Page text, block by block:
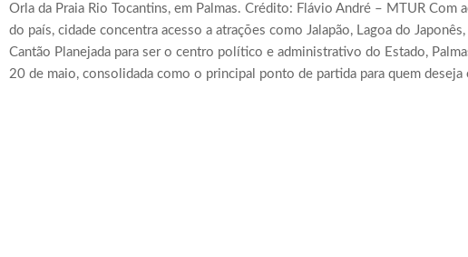
Orla da Praia Rio Tocantins, em Palmas. Crédito: Flávio André – MTUR
do país, cidade concentra acesso a atrações como Jalapão, Lagoa do
Cantão Planejada para ser o centro político e administrativo do Estado,
20 de maio, consolidada como o principal ponto de partida para quem deseja